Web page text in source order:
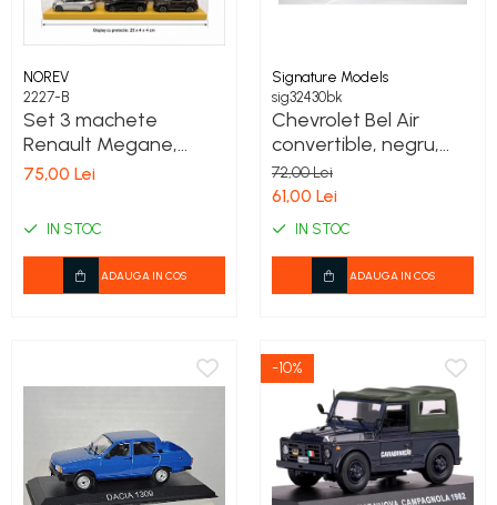
NOREV
2227-B
Set 3 machete
Renault Megane,
Scenic si Koleos,
original Renault, scara
1:64, Norev
75,00 Lei
IN STOC
ADAUGA IN COS
Signature Models
sig32430bk
Chevrolet Bel Air
convertible, negru,
1:32, Signature
72,00 Lei
61,00 Lei
IN STOC
ADAUGA IN COS
-10%